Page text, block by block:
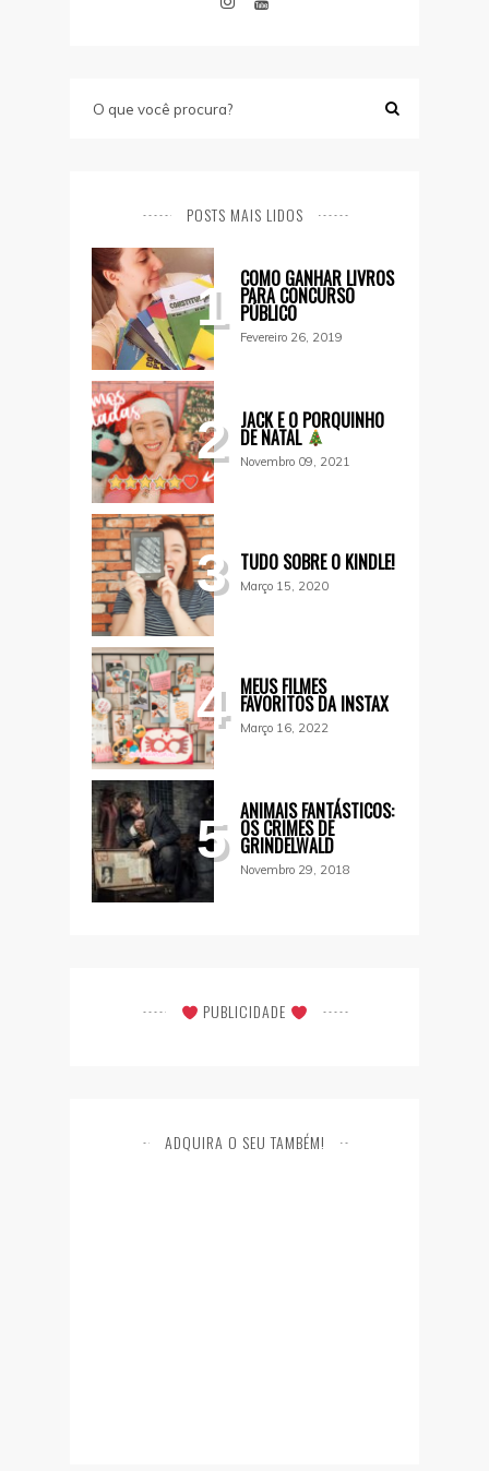
POSTS MAIS LIDOS
1 COMO GANHAR LIVROS
PARA CONCURSO
PÚBLICO
Fevereiro 26, 2019
2 JACK E O PORQUINHO
DE NATAL
Novembro 09, 2021
3 TUDO SOBRE O KINDLE!
Março 15, 2020
4 MEUS FILMES
FAVORITOS DA INSTAX
Março 16, 2022
5 ANIMAIS FANTÁSTICOS:
OS CRIMES DE
GRINDELWALD
Novembro 29, 2018
PUBLICIDADE
ADQUIRA O SEU TAMBÉM!